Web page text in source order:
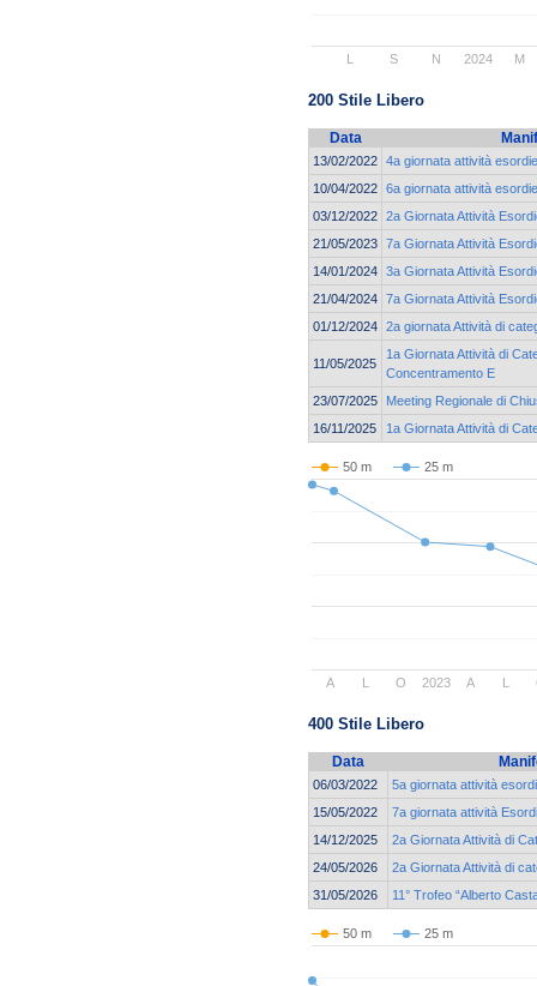
2024
L S N M
200 Stile Libero
Data
13/02/2022 4a giornata attività
10/04/2022 6a giornata attività
03/12/2022 2a Giornata Attività
21/05/2023 7a Giornata Attività
14/01/2024 3a Giornata Attività
21/04/2024 7a Giornata Attività
01/12/2024 2a giornata Attività di
11/05/2025
1a Giornata Attività di
Concentramento E
23/07/2025
Meeting Regionale di
16/11/2025
1a Giornata Attività di
50 m 25 m
2023
A L O A L
400 Stile Libero
Data
06/03/2022
5a giornata attività
15/05/2022
7a giornata attività
14/12/2025
2a Giornata Attività di
24/05/2026
2a Giornata Attività di
31/05/2026
11° Trofeo “Alberto
50 m 25 m